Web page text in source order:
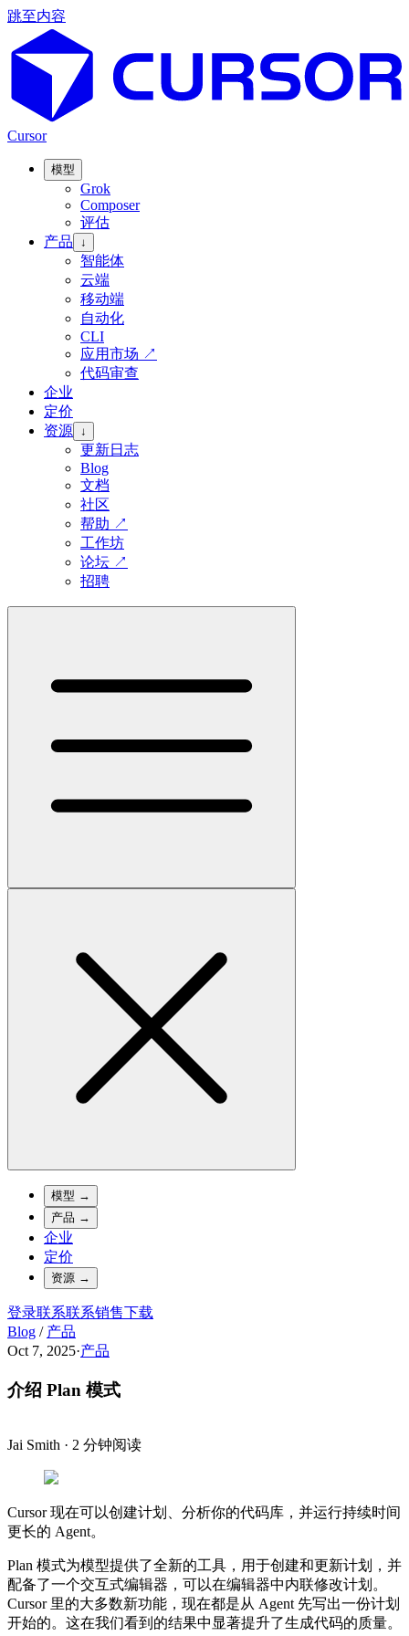
跳至内容
Cursor
模型
Grok
Composer
评估
产品
↓
智能体
云端
移动端
自动化
CLI
应用市场 ↗
代码审查
企业
定价
资源 ↓
更新日志
Blog
文档
社区
帮助 ↗
工作坊
论坛 ↗
招聘
模型 →
产品 →
企业
定价
资源 →
登录联系联系销售下载
Blog / 产品
Oct 7, 2025·产品
介绍 Plan 模式
Jai Smith · 2 分钟阅读
Cursor 现在可以创建计划、分析你的代码库，并运行持续时间
更长的 Agent。
Plan 模式为模型提供了全新的工具，用于创建和更新计划，并
配备了一个交互式编辑器，可以在编辑器中内联修改计划。
Cursor 里的大多数新功能，现在都是从 Agent 先写出一份计划
开始的。这在我们看到的结果中显著提升了生成代码的质量。